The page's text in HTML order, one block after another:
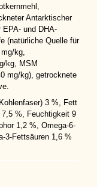
Antarktischer
EPA- und DHA-
(natürliche Quelle für
kg,
kg, MSM
mg/kg), getrocknete
3 %, Fett
%, Feuchtigkeit 9
1,2 %, Omega-6-
3-Fettsäuren 1,6 %